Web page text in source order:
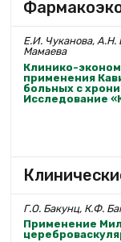
Е.И. Чуканова,
Мамаева
Клинико-
применения
больных с
Исследование
Г.О. Бакунц, К.Ф.
Применение